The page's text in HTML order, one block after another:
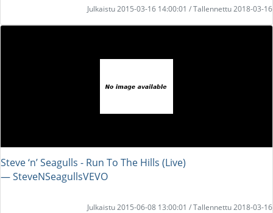
Julkaistu 2015-03-16 14:00:01 / Tallennettu 2018-03-16
Steve ‘n’ Seagulls - Run To The Hills (Live)
― SteveNSeagullsVEVO
Julkaistu 2015-06-08 13:00:01 / Tallennettu 2018-03-16